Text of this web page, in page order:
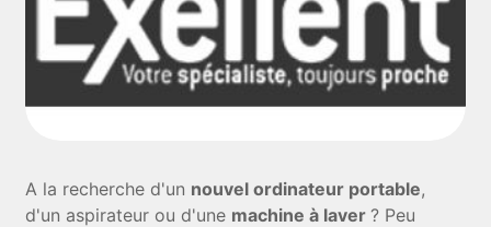
A la recherche d'un nouvel ordinateur portable,
d'un aspirateur ou d'une machine à laver? Peu